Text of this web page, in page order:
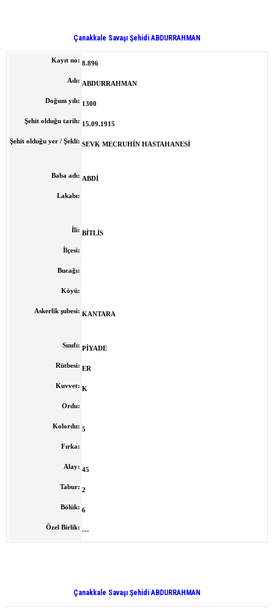
Çanakkale Savaşı Şehidi ABDURRAHMAN
Kayıt no: 8.896
Adı: ABDURRAHMAN
Doğum yılı: 1300
Şehit olduğu tarih: 15.09.1915
Şehit olduğu yer / Şekli: SEVK MECRUHİN HASTAHANESİ
Baba adı: ABDİ
Lakabı:
İli: BİTLİS
İlçesi:
Bucağı:
Köyü:
Askerlik şubesi: KANTARA
Sınıfı: PİYADE
Rütbesi: ER
Kuvvet: K
Ordu:
Kolordu: 5
Fırka:
Alay: 45
Tabur: 2
Bölük: 6
Özel Birlik: ---
Çanakkale Savaşı Şehidi ABDURRAHMAN